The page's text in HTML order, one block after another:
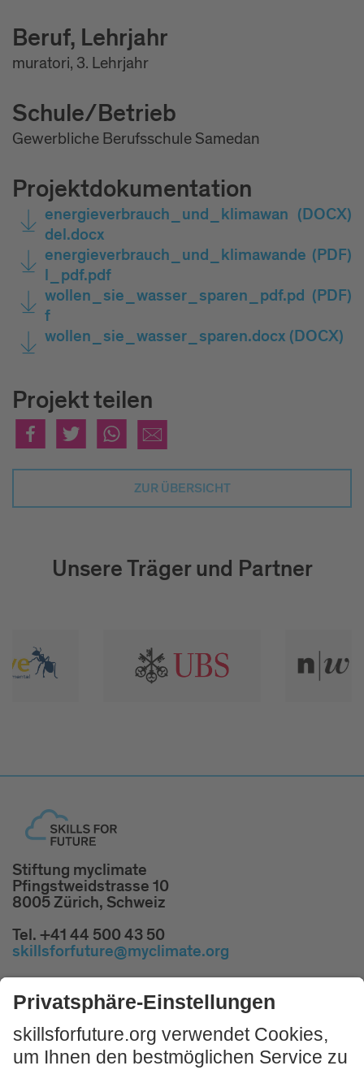
Beruf, Lehrjahr
muratori, 3. Lehrjahr
Schule/Betrieb
Gewerbliche Berufsschule Samedan
Projektdokumentation
energieverbrauch_und_klimawan
del.docx
(DOCX)
energieverbrauch_und_klimawande
l_pdf.pdf
(PDF)
wollen_sie_wasser_sparen_pdf.pd
f
(PDF)
wollen_sie_wasser_sparen.docx (DOCX)
Projekt teilen
ZUR ÜBERSICHT
Unsere Träger und Partner
Stiftung myclimate
Pfingstweidstrasse 10
8005 Zürich, Schweiz
Tel. +41 44 500 43 50
skillsforfuture@myclimate.org
Impulsworkshop buchen!
JETZT MITMACHEN